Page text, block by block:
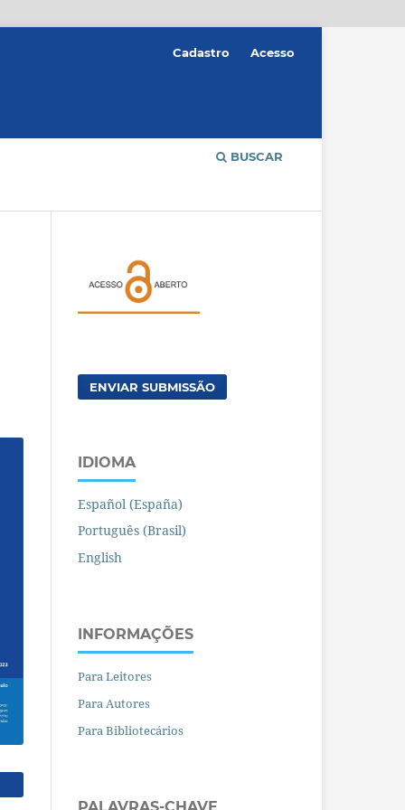
BUSCAR
Cadastro Acesso
ENVIAR SUBMISSÃO
IDIOMA
Español (España)
Português (Brasil)
English
INFORMAÇÕES
Para Leitores
Para Autores
Para Bibliotecários